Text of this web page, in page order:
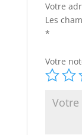
Votre
Les
*
Votre